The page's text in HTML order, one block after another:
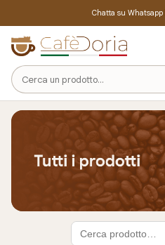
Chatta su Whatsapp |
Cerca
un
prodotto